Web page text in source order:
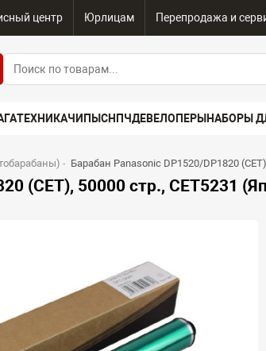
центр Юрлицам Перепродажа и
ТЕХНИКАЧИПЫСНПЧДЕВЕЛОПЕРЫ НАБОРЫ
- Барабан Panasonic DP1520/DP1820
(CET), 50000 стр., CET5231